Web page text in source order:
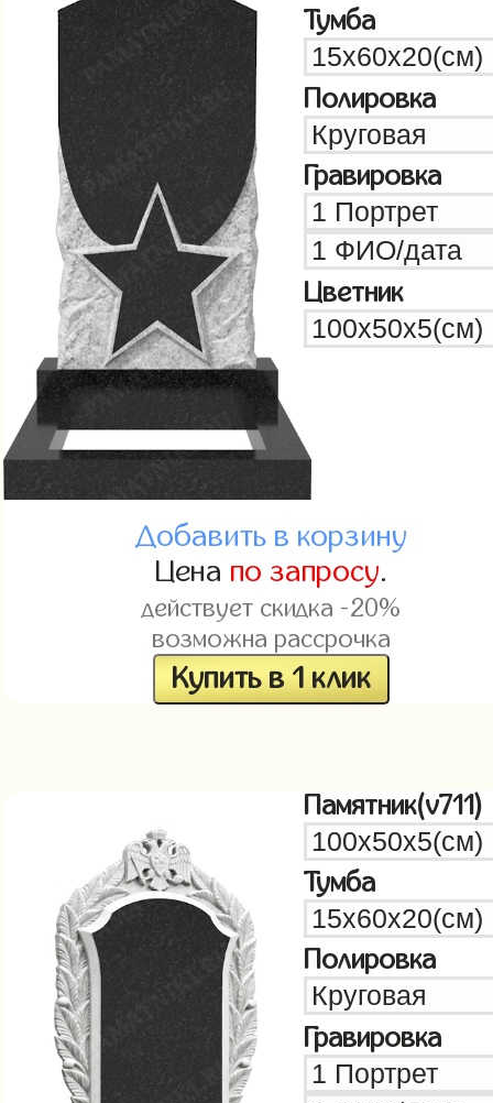
Тумба
Полировка
Гравировка
Цветник
Добавить в корзину
Цена по запросу.
действует скидка -20%
возможна рассрочка
Купить в 1 клик
Памятник(v711)
Тумба
Полировка
Гравировка